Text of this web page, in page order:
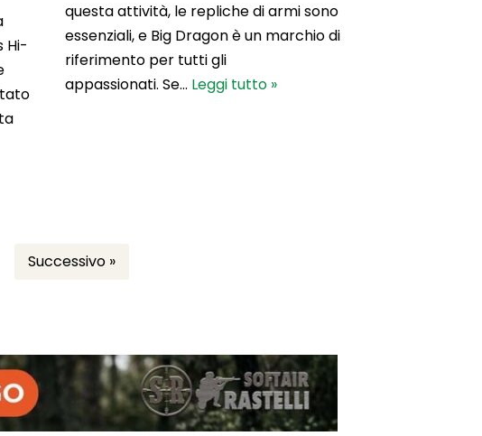
Hi-
questa attività, le repliche di armi sono
essenziali, e Big Dragon è un marchio di
riferimento per tutti gli
appassionati. Se… Leggi tutto »
Successivo »